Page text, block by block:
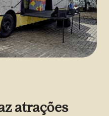
atrações